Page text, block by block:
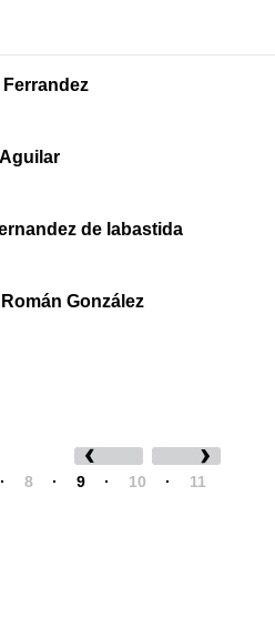
de labastida
González
· 8 · 9 · 10 · 11